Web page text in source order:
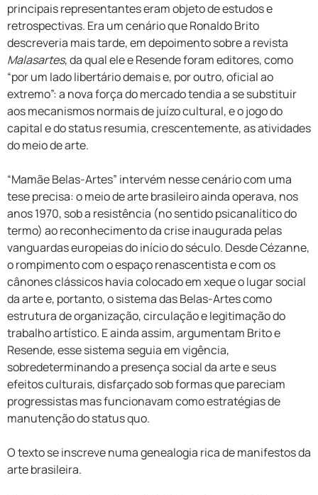
principais representantes eram objeto de estudos e
retrospectivas. Era um cenário que Ronaldo Brito
descreveria mais tarde, em depoimento sobre a revista
Malasartes, da qual ele e Resende foram editores, como
“por um lado libertário demais e, por outro, oficial ao
extremo”: a nova força do mercado tendia a se substituir
aos mecanismos normais de juízo cultural, e o jogo do
capital e do status resumia, crescentemente, as atividades
do meio de arte.
“Mamãe Belas-Artes” intervém nesse cenário com uma
tese precisa: o meio de arte brasileiro ainda operava, nos
anos 1970, sob a resistência (no sentido psicanalítico do
termo) ao reconhecimento da crise inaugurada pelas
vanguardas europeias do início do século. Desde Cézanne,
o rompimento com o espaço renascentista e com os
cânones clássicos havia colocado em xeque o lugar social
da arte e, portanto, o sistema das Belas-Artes como
estrutura de organização, circulação e legitimação do
trabalho artístico. E ainda assim, argumentam Brito e
Resende, esse sistema seguia em vigência,
sobredeterminando a presença social da arte e seus
efeitos culturais, disfarçado sob formas que pareciam
progressistas mas funcionavam como estratégias de
manutenção do status quo.
O texto se inscreve numa genealogia rica de manifestos da
arte brasileira.